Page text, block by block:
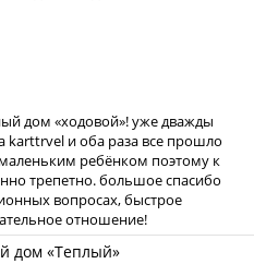
дом «ходовой»! уже дважды
karttrvel и оба раза все прошло
ребёнком поэтому к
трепетно. большое спасибо
вопросах, быстрое
отношение!